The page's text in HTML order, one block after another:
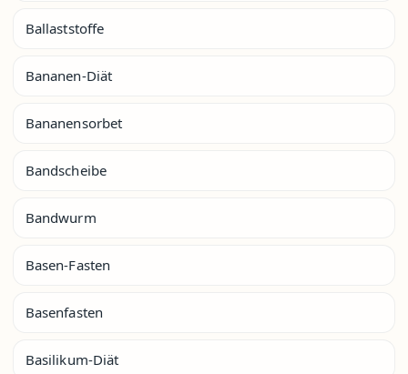
Ballaststoffe
Bananen-Diät
Bananensorbet
Bandscheibe
Bandwurm
Basen-Fasten
Basenfasten
Basilikum-Diät